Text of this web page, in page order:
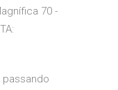
70 -
passando